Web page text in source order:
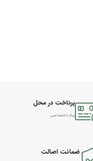
پرداخت در محل
پیک اختصاصی
ضمانت اصالت